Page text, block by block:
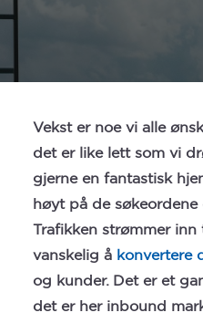
Vekst er noe vi alle
det er like lett som vi
gjerne en fantastisk
høyt på de
Trafikken strømmer inn
vanskelig å konvertere
og kunder. Det er et
det er her inbound